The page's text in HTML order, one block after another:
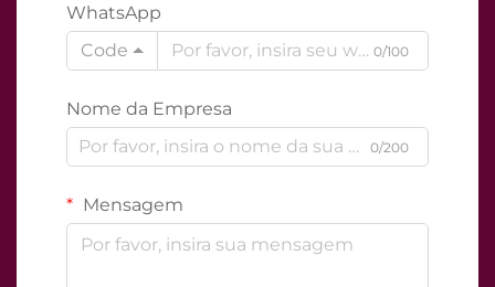
WhatsApp
Code
0/100
Nome da Empresa
0/200
Mensagem